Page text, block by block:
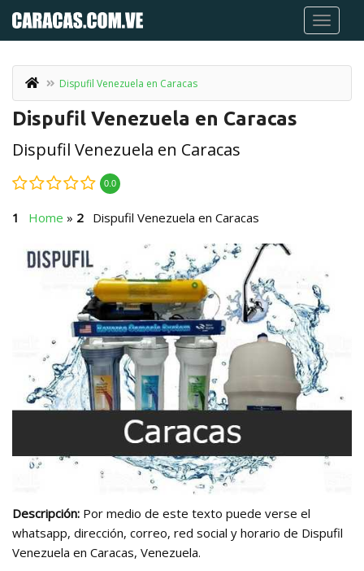
Dispufil Venezuela en Caracas
Dispufil Venezuela en Caracas
Dispufil Venezuela en Caracas
0.0
Home » Dispufil Venezuela en Caracas
Descripción: Por medio de este texto puede verse el
whatsapp, dirección, correo, red social y horario de Dispufil
Venezuela en Caracas, Venezuela.